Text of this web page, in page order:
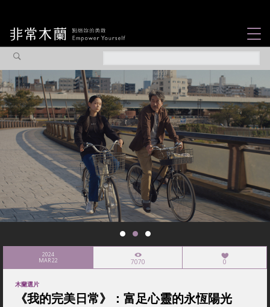
觀點專欄
焦點企劃
社會企業
認識我們
2024
MAR 22 7070 0
木蘭選片
《我的完美日常》：富足心靈的永恆陽光